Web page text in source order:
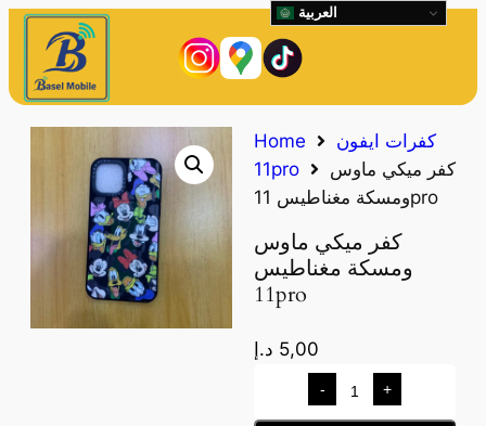
Home
كفرات ايفون
11pro
كفر ميكي ماوس
ومسكة مغناطيس 11pro
كفر ميكي ماوس
ومسكة مغناطيس
11pro
5,00 د.إ
- +
العربية